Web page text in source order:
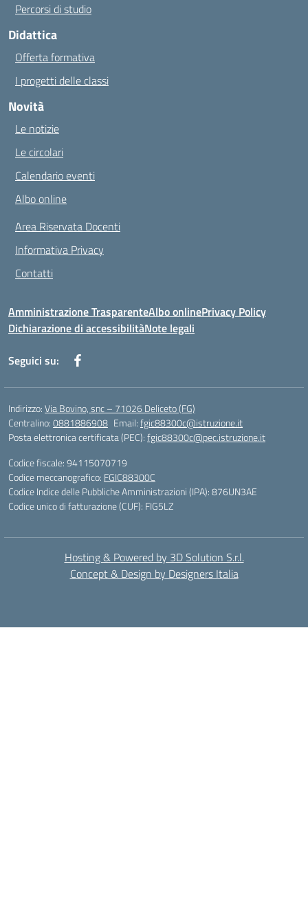
Percorsi di studio
Didattica
Offerta formativa
I progetti delle classi
Novità
Le notizie
Le circolari
Calendario eventi
Albo online
Area Riservata Docenti
Informativa Privacy
Contatti
Amministrazione TrasparenteAlbo onlinePrivacy Policy
Dichiarazione di accessibilitàNote legali
Seguici su:
Indirizzo:Via Bovino, snc – 71026 Deliceto (FG)
Centralino:0881886908 Email:fgic88300c@istruzione.it
Posta elettronica certificata (PEC):fgic88300c@pec.istruzione.it
Codice fiscale: 94115070719
Codice meccanografico: FGIC88300C
Codice Indice delle Pubbliche Amministrazioni (IPA): 876UN3AE
Codice unico di fatturazione (CUF): FIG5LZ
Hosting & Powered by 3D Solution S.r.l.
Concept & Design by Designers Italia